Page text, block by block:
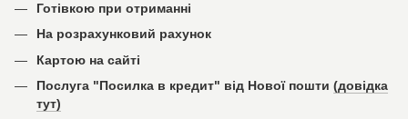
Готівкою при отриманні
На розрахунковий рахунок
Картою на сайті
Послуга "Посилка в кредит" від Нової пошти (довідка
тут)